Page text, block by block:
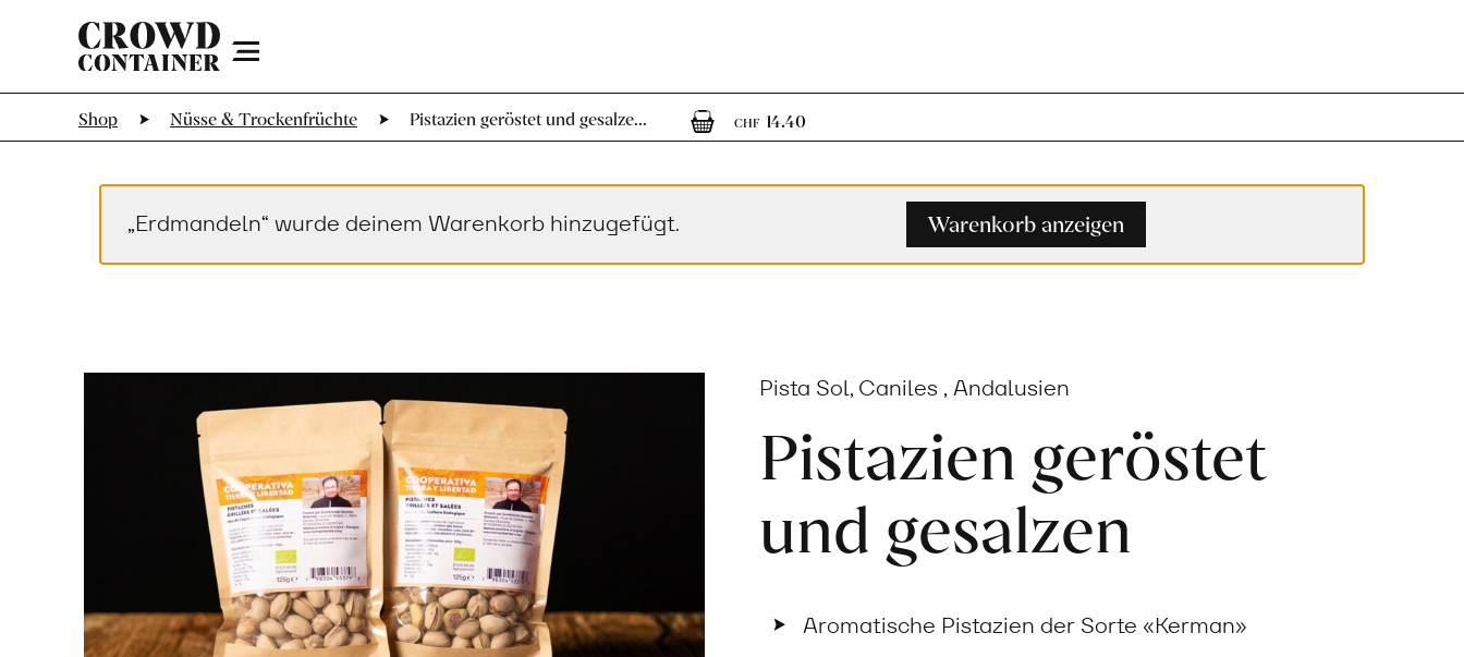
Menu
Shop Nüsse & Trockenfrüchte Pistazien geröstet und gesalze...
CHF 14.401 Artikel im Warenkorb
„Erdmandeln“ wurde deinem Warenkorb hinzugefügt. Warenkorb anzeigen
Pista Sol, Caniles , Andalusien
Pistazien geröstet
und gesalzen
Aromatische Pistazien der Sorte «Kerman»